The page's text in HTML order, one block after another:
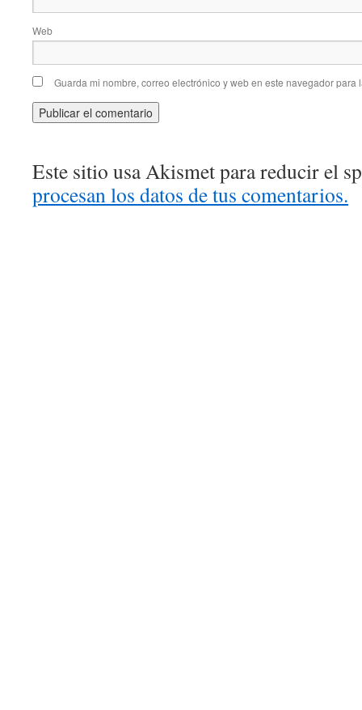
Web
Guarda mi nombre, correo electrónico y web en este navegador para
Este sitio usa Akismet para reducir el
procesan los datos de tus comentarios.